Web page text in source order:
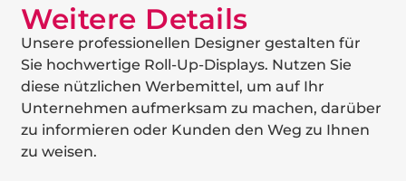
Weitere Details
Unsere professionellen Designer gestalten für
Sie hochwertige Roll-Up-Displays. Nutzen Sie
diese nützlichen Werbemittel, um auf Ihr
Unternehmen aufmerksam zu machen, darüber
zu informieren oder Kunden den Weg zu Ihnen
zu weisen.